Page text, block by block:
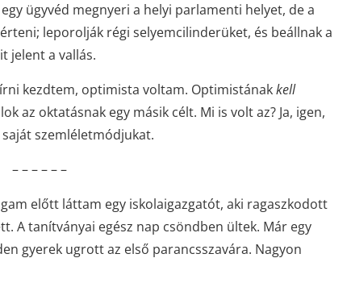
ügyvéd megnyeri a helyi parlamenti helyet, de a
leporolják régi selyemcilinderüket, és beállnak a
jelent a vallás.
kezdtem, optimista voltam. Optimistánakkell
az oktatásnak egy másik célt. Mi is volt az? Ja, igen,
szemléletmódjukat.
– – – – – –
előtt láttam egy iskolaigazgatót, aki ragaszkodott
A tanítványai egész nap csöndben ültek. Már egy
gyerek ugrott az első parancsszavára. Nagyon